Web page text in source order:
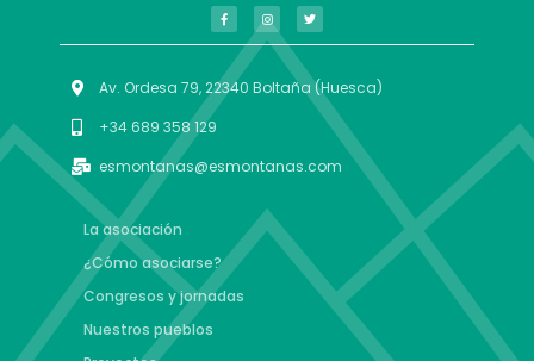
Av. Ordesa 79, 22340 Boltaña (Huesca)
+34 689 358 129
esmontanas@esmontanas.com
La asociación
¿Cómo asociarse?
Congresos y jornadas
Nuestros pueblos